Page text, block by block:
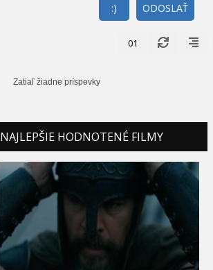
ODOSLAŤ
:)
01
Zatiaľ žiadne príspevky
NAJLEPŠIE HODNOTENÉ FILMY